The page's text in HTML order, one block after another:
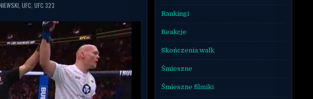
,UFC ,UFC 323
Rankingi
Reakcje
Skończenia walk
Śmieszne
Śmieszne filmiki